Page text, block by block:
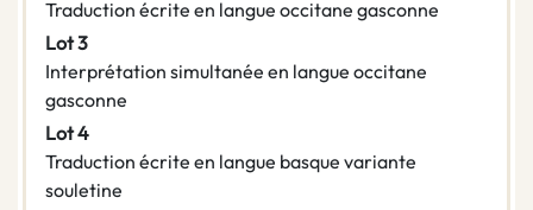
Traduction écrite en langue occitane gasconne
Lot 3
Interprétation simultanée en langue occitane
gasconne
Lot 4
Traduction écrite en langue basque variante
souletine